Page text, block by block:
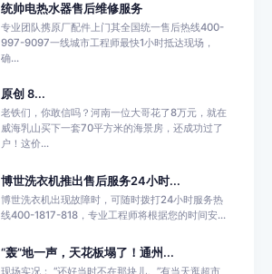
统帅电热水器售后维修服务
专业团队携原厂配件上门其全国统一售后热线400-
997-9097一线城市工程师最快1小时抵达现场，
确...
原创 8...
老铁们，你敢信吗？河南一位大哥花了8万元，就在
威海乳山买下一套70平方米的海景房，还成功过了
户！这价...
博世洗衣机推出售后服务24小时...
博世洗衣机出现故障时，可随时拨打24小时服务热
线400-1817-818，专业工程师将根据您的时间安...
“轰”地一声，天花板塌了！通州...
现场实况： “还好当时不在那块儿。”有当天逛超市